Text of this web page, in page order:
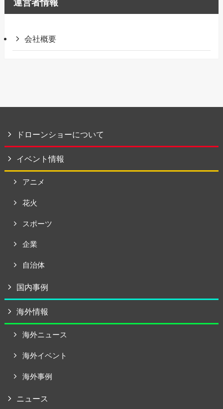
運営者情報
会社概要
ドローンショーについて
イベント情報
アニメ
花火
スポーツ
企業
自治体
国内事例
海外情報
海外ニュース
海外イベント
海外事例
ニュース